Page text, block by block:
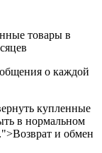
товары в
о каждой
купленные
в нормальном
и обмен